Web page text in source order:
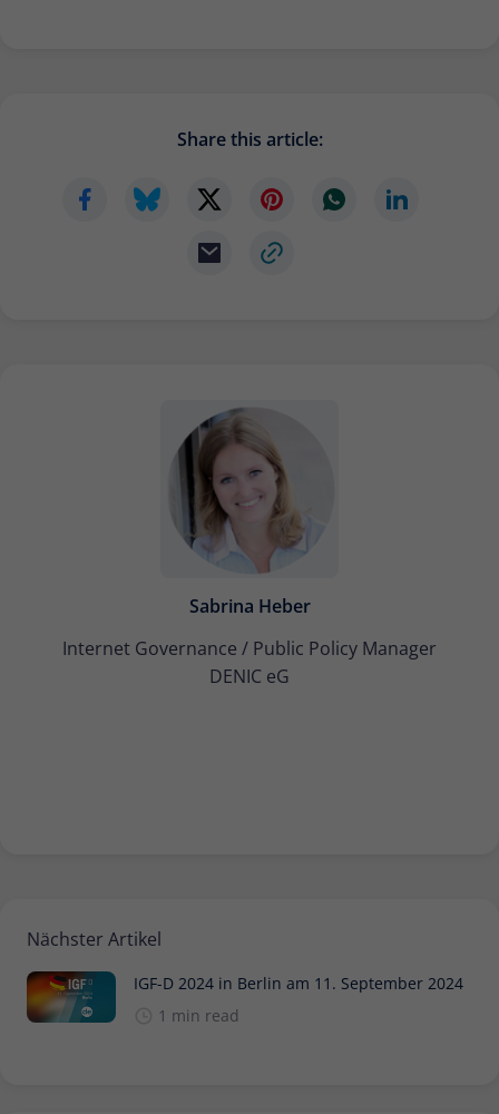
Share this article:
Sabrina Heber
Internet Governance / Public Policy Manager
DENIC eG
Nächster Artikel
IGF-D 2024 in Berlin am 11. September 2024
1 min read